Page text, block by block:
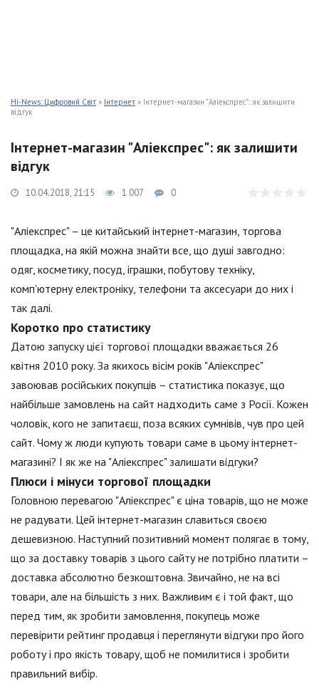
Hi-News: Цифровий Світ » Інтернет » Інтернет-магазин "Аліекспрес": як залишити
відгук
Інтернет-магазин "Аліекспрес": як залишити
відгук
10.04.2018, 21:15 1 007 0
"Аліекспрес" – це китайський інтернет-магазин, торгова
площадка, на якій можна знайти все, що душі завгодно:
одяг, косметику, посуд, іграшки, побутову техніку,
комп'ютерну електроніку, телефони та аксесуари до них і
так далі.
Коротко про статистику
Датою запуску цієї торгової площадки вважається 26
квітня 2010 року. За якихось вісім років "Аліекспрес"
завоював російських покупців – статистика показує, що
найбільше замовлень на сайт надходить саме з Росії. Кожен
чоловік, кого не запитаєш, поза всяких сумнівів, чув про цей
сайт. Чому ж люди купують товари саме в цьому інтернет-
магазині? І як же на "Аліекспрес" залишати відгуки?
Плюси і мінуси торгової площадки
Головною перевагою "Аліекспрес" є ціна товарів, що не може
не радувати. Цей інтернет-магазин славиться своєю
дешевизною. Наступний позитивний момент полягає в тому,
що за доставку товарів з цього сайту не потрібно платити –
доставка абсолютно безкоштовна. Звичайно, не на всі
товари, але на більшість з них. Важливим є і той факт, що
перед тим, як зробити замовлення, покупець може
перевірити рейтинг продавця і переглянути відгуки про його
роботу і про якість товару, щоб не помилитися і зробити
правильний вибір.